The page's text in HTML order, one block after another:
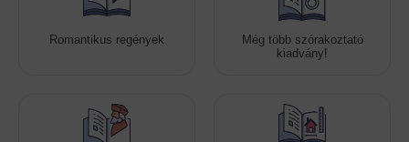
Romantikus regények
Még több szórakoztató
kiadvány!